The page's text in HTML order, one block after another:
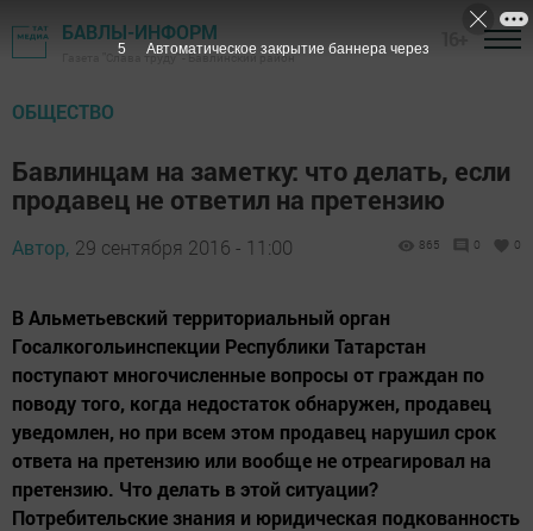
БАВЛЫ-ИНФОРМ
Газета "Слава труду" - Бавлинский район
ОБЩЕСТВО
Бавлинцам на заметку: что делать, если
продавец не ответил на претензию
Автор, 29 сентября 2016 - 11:00 865 0 0
В Альметьевский территориальный орган
Госалкогольинспекции Республики Татарстан
поступают многочисленные вопросы от граждан по
поводу того, когда недостаток обнаружен, продавец
уведомлен, но при всем этом продавец нарушил срок
ответа на претензию или вообще не отреагировал на
претензию. Что делать в этой ситуации?
Потребительские знания и юридическая подкованность
4 Автоматическое закрытие баннера через